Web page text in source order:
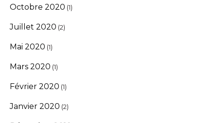
Octobre 2020 (1)
Juillet 2020 (2)
Mai 2020 (1)
Mars 2020 (1)
Février 2020 (1)
Janvier 2020 (2)